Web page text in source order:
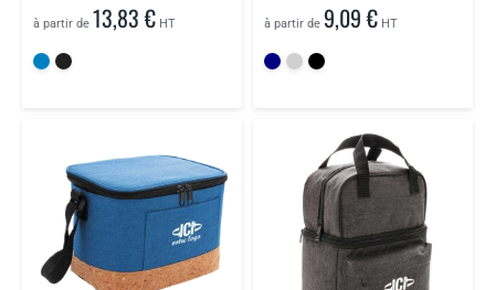
à partir de 13,83 € HT à partir de 9,09 € HT